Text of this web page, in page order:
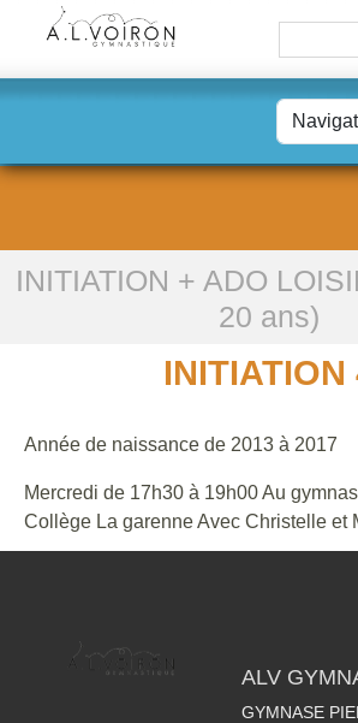
INITIATION + ADO
20 ans)
Accueil INITIATION 4
INITIATION
Année de naissance de 2013 à 2017
Mercredi de 17h30 à 19h00 Au
Collège La garenne Avec Christelle et
ALV
GYMNASE
Panneau de gestion des cookies